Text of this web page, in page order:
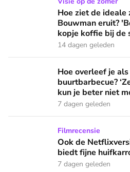
Hoe ziet de ideale
Bouwman eruit?
kopje koffie bij de
14 dagen geleden
Hoe overleef je als christen de
Hoe overleef je
buurtbarbecue?
kun je beter niet
7 dagen geleden
Ook de Netflixversie van ‘Het
Filmrecensie
Ook de
biedt fijne
7 dagen geleden